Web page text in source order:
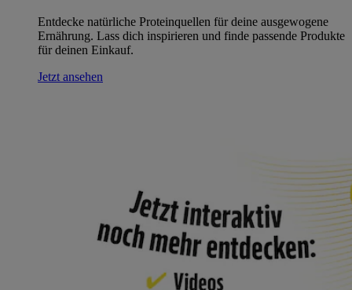
Entdecke natürliche Proteinquellen für deine ausgewogene
Ernährung. Lass dich inspirieren und finde passende Produkte
für deinen Einkauf.
Jetzt ansehen